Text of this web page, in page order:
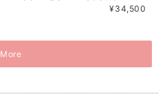
¥34,500
More